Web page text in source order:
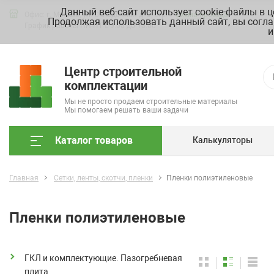
Офис: г. Москва, ул. Складочная д. 3, стр. 7Схема проезда
График работы ПН-ПТ с 9.00 до 18.00
Центр строительной
комплектации
Мы не просто продаем строительные материалы
Мы помогаем решать ваши задачи
Каталог товаров Калькуляторы
Главная Сетки, ленты, скотчи, пленки Пленки полиэтиленовые
Пленки полиэтиленовые
ГКЛ и комплектующие. Пазогребневая
плита.
Данный веб-сайт использует cookie-файлы в
Продолжая использовать данный сайт, вы